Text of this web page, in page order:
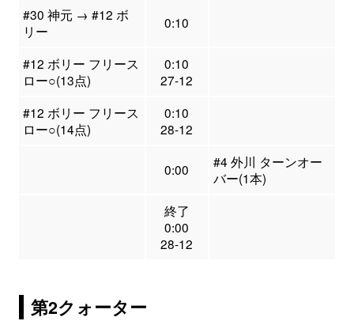
#30 神元 → #12 ボ
リー
0:10
#12 ボリー フリース
ロー○(13点)
0:10
27-12
#12 ボリー フリース
ロー○(14点)
0:10
28-12
0:00
#4 外川 ターンオー
バー(1本)
終了
0:00
28-12
第2クォーター